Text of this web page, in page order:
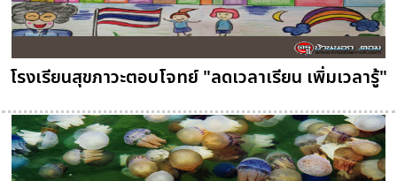
โรงเรียนสุขภาวะตอบโจทย์ "ลดเวลาเรียน เพิ่มเวลารู้"